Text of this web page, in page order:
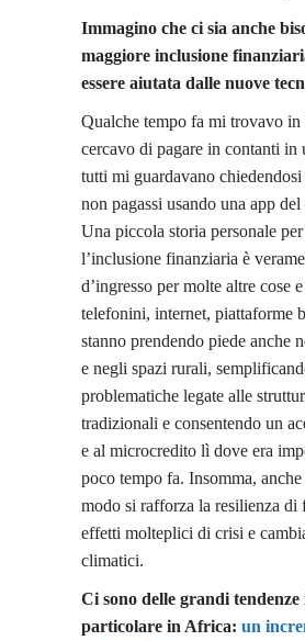
Immagino che ci sia anche
maggiore inclusione
essere aiutata dalle nuove
Qualche tempo fa mi trovavo in
cercavo di pagare in contanti in
tutti mi guardavano chiedendosi
non pagassi usando una app
Una piccola storia personale
l’inclusione finanziaria è
d’ingresso per molte altre cose
telefonini, internet, piattaforme
stanno prendendo piede anche
e negli spazi rurali,
problematiche legate alle
tradizionali e consentendo un
e al microcredito lì dove era
poco tempo fa. Insomma,
modo si rafforza la resilienza di
effetti molteplici di crisi e
climatici.
Ci sono delle grandi
particolare in Africa: un